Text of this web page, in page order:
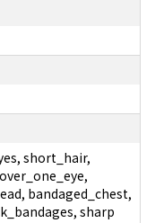
short_hair,
bandaged_chest,
sharp